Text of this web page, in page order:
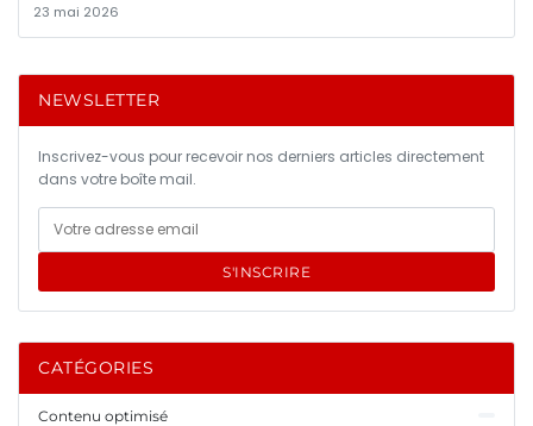
23 mai 2026
NEWSLETTER
Inscrivez-vous pour recevoir nos derniers articles directement
dans votre boîte mail.
S'INSCRIRE
CATÉGORIES
Contenu optimisé